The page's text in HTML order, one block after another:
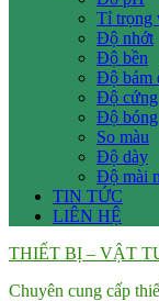
Tỉ trọng
Độ nhớt
Độ bền
Độ bám
Độ cứng
Độ bóng
So màu
Độ dày
Độ mài
TIN TỨC
LIÊN HỆ
THIẾT BỊ – VẬT
Chuyên cung cấp